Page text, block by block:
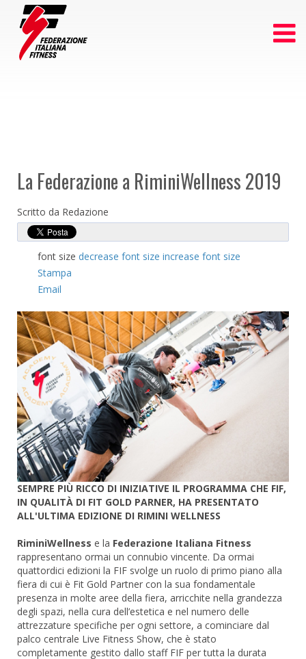
La Federazione a RiminiWellness 2019
Scritto da Redazione
font size decrease font size increase font size
Stampa
Email
SEMPRE PIÙ RICCO DI INIZIATIVE IL PROGRAMMA CHE FIF,
IN QUALITÀ DI FIT GOLD PARNER, HA PRESENTATO
ALL'ULTIMA EDIZIONE DI RIMINI WELLNESS
RiminiWellness e la Federazione Italiana Fitness
rappresentano ormai un connubio vincente. Da ormai
quattordici edizioni la FIF svolge un ruolo di primo piano alla
fiera di cui è Fit Gold Partner con la sua fondamentale
presenza in molte aree della fiera, arricchite nella grandezza
degli spazi, nella cura dell’estetica e nel numero delle
attrezzature specifiche per ogni settore, a cominciare dal
palco centrale Live Fitness Show, che è stato
completamente gestito dallo staff FIF per tutta la durata